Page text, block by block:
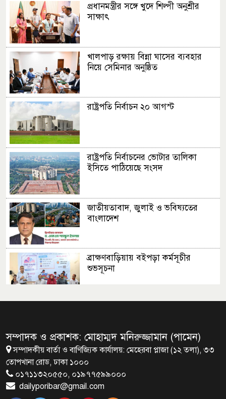
প্রধানমন্ত্রীর সঙ্গে খুদে শিল্পী অনুশ্রীর
সাক্ষাৎ
খালপাড় রক্ষায় বিন্না ঘাসের ব্যবহার
নিয়ে সেমিনার অনুষ্ঠিত
রাষ্ট্রপতি নির্বাচন ২০ আগস্ট
রাষ্ট্রপতি নির্বাচনের ভোটার তালিকা
ইসিতে পাঠিয়েছে সংসদ
জাতীয়তাবাদ, জুলাই ও ভবিষ্যতের
বাংলাদেশ
ব্রাক্ষণবাড়িয়ায় বইপড়া কর্মসূচীর
শুভসূচনা
৪ বিয়ের পর অন্য নারীর ঘরে জামায়াত
সমর্থক!
সম্পাদক ও প্রকাশক: মোহাম্মদ মনিরুজ্জামান (পামেন)
সম্পাদকীয় বার্তা ও বাণিজ্যিক কার্যালয়: মেহেরবা প্লাজা (১২ তলা), ৩৩
তোপখানা রোড, ঢাকা ১০০০
০১৭১১৩২০৫৫০, ০১৯৭৭৫৯৯০০০
dailyporibar@gmail.com